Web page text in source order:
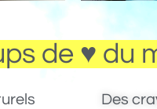
de ♥ du
Des